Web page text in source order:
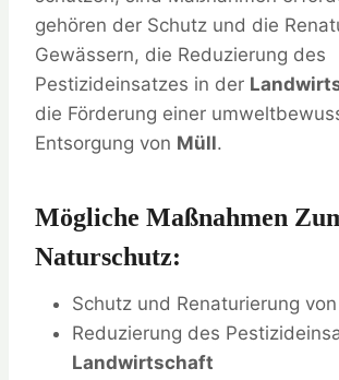
gehören der Schutz und die
Gewässern, die Reduzierung des
Pestizideinsatzes in der
die Förderung einer
Entsorgung von Müll.
Mögliche Maßnahmen
Naturschutz:
Schutz und Renaturierung
Reduzierung des
Landwirtschaft